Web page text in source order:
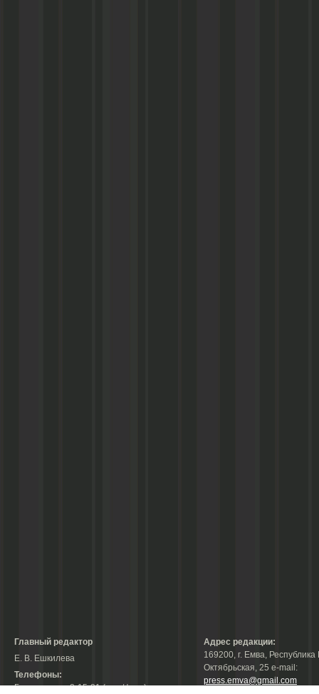
Главный редактор
Е. В. Ешкилева
Телефоны:
Гл. редактор: 2-15-31 (тел./факс);
Адрес редакции:
169200, г. Емва, Республика
Октябрьская, 25 е-mail:
press.emva@gmail.com